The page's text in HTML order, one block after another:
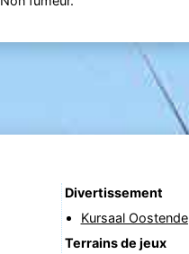
Divertissement
Kursaal Oostende
Terrains de jeux